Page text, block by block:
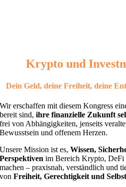
Krypto und
Dein Geld, deine Freiheit, deine
Wir erschaffen mit diesem Kongress
bereit sind,ihre finanzielle Zukunft
frei von Abhängigkeiten, jenseits
Bewusstsein und offenem Herzen.
Unsere Mission ist es,Wissen,
Perspektiven im Bereich Krypto, DeFi
machen – praxisnah, verständlich und
vonFreiheit, Gerechtigkeit und